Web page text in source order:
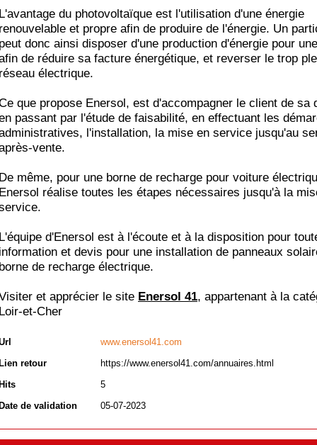
du photovoltaïque est l'utilisation d'une énergie
et propre afin de produire de l'énergie. Un
donc ainsi disposer d'une production d'énergie pour
de réduire sa facture énergétique, et reverser le trop
électrique.
que propose Enersol, est d'accompagner le client de sa
passant par l'étude de faisabilité, en effectuant les
l'installation, la mise en service jusqu'au
vente.
même, pour une borne de recharge pour voiture
réalise toutes les étapes nécessaires jusqu'à la
d'Enersol est à l'écoute et à la disposition pour
et devis pour une installation de panneaux
de recharge électrique.
et apprécier le site Enersol 41, appartenant à la
et-Cher
www.enersol41.com
retour
https://www.enersol41.com/annuaires.html
5
de validation
05-07-2023